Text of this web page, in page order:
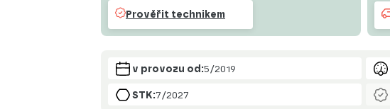
Prověřit technikem
v provozu od:5/2019
STK:7/2027